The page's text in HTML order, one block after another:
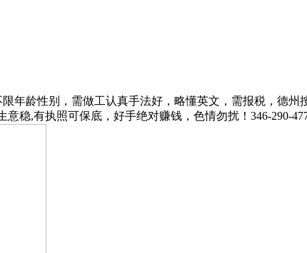
年龄性别，需做工认真手法好，略懂英文，需报税，德
稳,有执照可保底，好手绝对赚钱，色情勿扰！346-290-